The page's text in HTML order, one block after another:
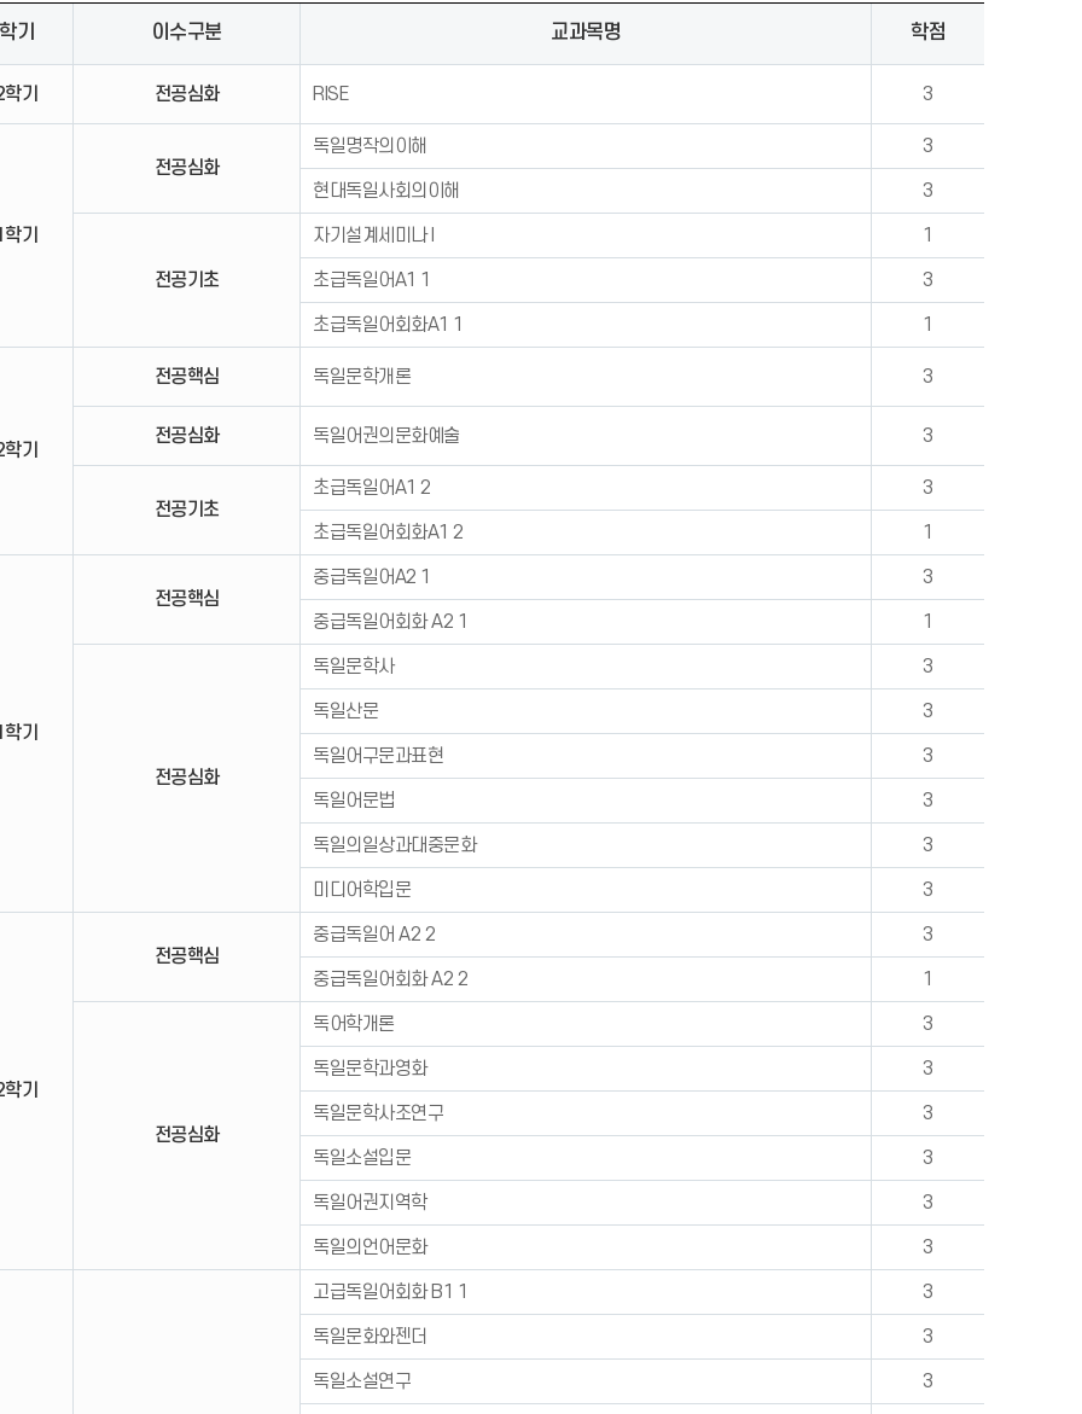
학기 이수구분 교과목명 학점
기 전공심화 RISE 3
기
전공심화
독일명작의이해 3
현대독일사회의이해 3
전공기초
자기설계세미나 I 1
초급독일어A1 1 3
초급독일어회화A1 1 1
기
전공핵심 독일문학개론 3
전공심화 독일어권의문화예술 3
전공기초
초급독일어A1 2 3
초급독일어회화A1 2 1
기
전공핵심
중급독일어A2 1 3
중급독일어회화 A2 1 1
전공심화
독일문학사 3
독일산문 3
독일어구문과표현 3
독일어문법 3
독일의일상과대중문화 3
미디어학입문 3
기
전공핵심
중급독일어 A2 2 3
중급독일어회화 A2 2 1
전공심화
독어학개론 3
독일문학과영화 3
독일문학사조연구 3
독일소설입문 3
독일어권지역학 3
독일의언어문화 3
고급독일어회화 B1 1 3
독일문화와젠더 3
독일소설연구 3